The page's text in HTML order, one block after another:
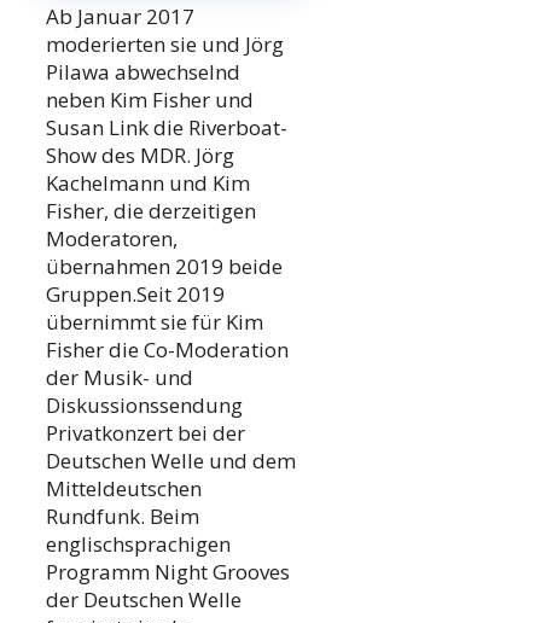
Ab Januar 2017
moderierten sie und Jörg
Pilawa abwechselnd
neben Kim Fisher und
Susan Link die Riverboat-
Show des MDR. Jörg
Kachelmann und Kim
Fisher, die derzeitigen
Moderatoren,
übernahmen 2019 beide
Gruppen.Seit 2019
übernimmt sie für Kim
Fisher die Co-Moderation
der Musik- und
Diskussionssendung
Privatkonzert bei der
Deutschen Welle und dem
Mitteldeutschen
Rundfunk. Beim
englischsprachigen
Programm Night Grooves
der Deutschen Welle